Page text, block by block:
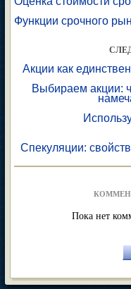
Функции срочного
Акции как
Выбираем акции:
Спекуляции:
Пока нет